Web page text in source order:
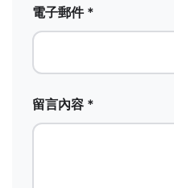
電子郵件 *
留言內容 *